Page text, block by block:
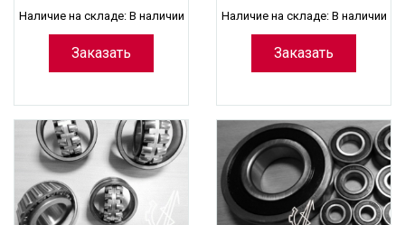
однорядный
Наличие на складе: В наличии
Заказать
однорядный
Наличие на складе: В наличии
Заказать